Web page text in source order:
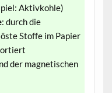
Aktivkohle)
: durch die
Stoffe im Papier
der magnetischen